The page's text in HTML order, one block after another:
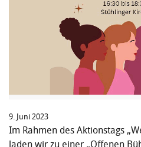
9. Juni 2023
Im Rahmen des Aktionstags
laden wir zu einer „Offenen